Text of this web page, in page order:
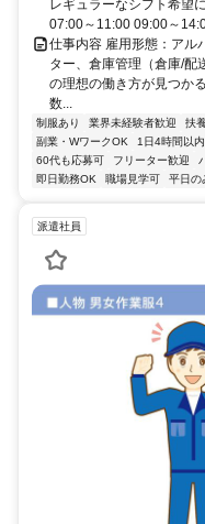
レギュラーなシフト希望
07:00～11:00 09:00～
仕事内容 雇用形態：アル
ター、倉庫管理（倉庫/配
の理想の働き方が見つか
数...
制服あり 業界未経験者歓迎 扶
副業・WワークOK
1日4時間以
60代も応募可
フリーター歓迎
即日勤務OK
職場見学可 平日の
派遣社員